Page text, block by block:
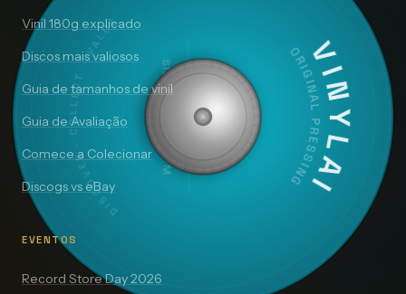
VINYLAI
ORIGINAL PRESSING
SIDE A — 33⅓ RPM
DISCOVER · COLLECT · VALUE
Vinil 180g explicado
Discos mais valiosos
Guia de tamanhos de vinil
Guia de Avaliação
Comece a Colecionar
Discogs vs eBay
EVENTOS
Record Store Day 2026